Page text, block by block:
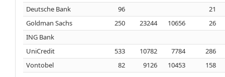
Deutsche Bank
96
21
Goldman Sachs
250 23244 10656
26
ING Bank
UniCredit
533 10782 7784
286
Vontobel
82 9126 10453 158